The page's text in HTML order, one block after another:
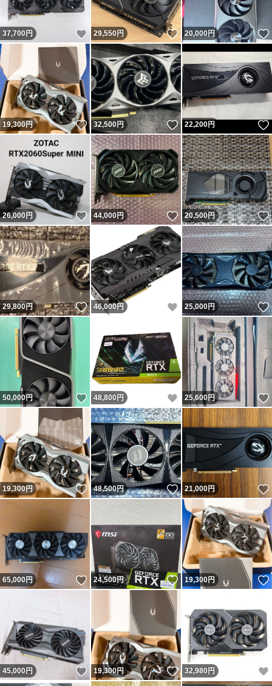
37,700円 いいね！
29,550円 いいね！
20,000円
19,300円 いいね！
32,500円 いいね！
22,200円
26,000円 いいね！
44,000円 いいね！
20,500円
29,800円 いいね！
46,000円 いいね！
25,000円
50,000円 いいね！
48,800 円 いいね！
25,600円
19,300円 いいね！
48,500円 いいね！
21,000円
65,000円 いいね！
24,500円 いいね！
19,300円
45,000円 いいね！
19,300円 いいね！
32,980 円